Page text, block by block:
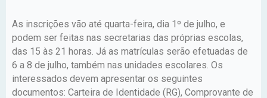
As inscrições vão até quarta-feira, dia 1º de julho, e
podem ser feitas nas secretarias das próprias escolas,
das 15 às 21 horas. Já as matrículas serão efetuadas de
6 a 8 de julho, também nas unidades escolares. Os
interessados devem apresentar os seguintes
documentos: Carteira de Identidade (RG), Comprovante de